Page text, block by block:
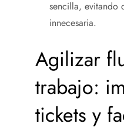
sencilla, evitando
innecesaria.
Agilizar
trabajo:
tickets y